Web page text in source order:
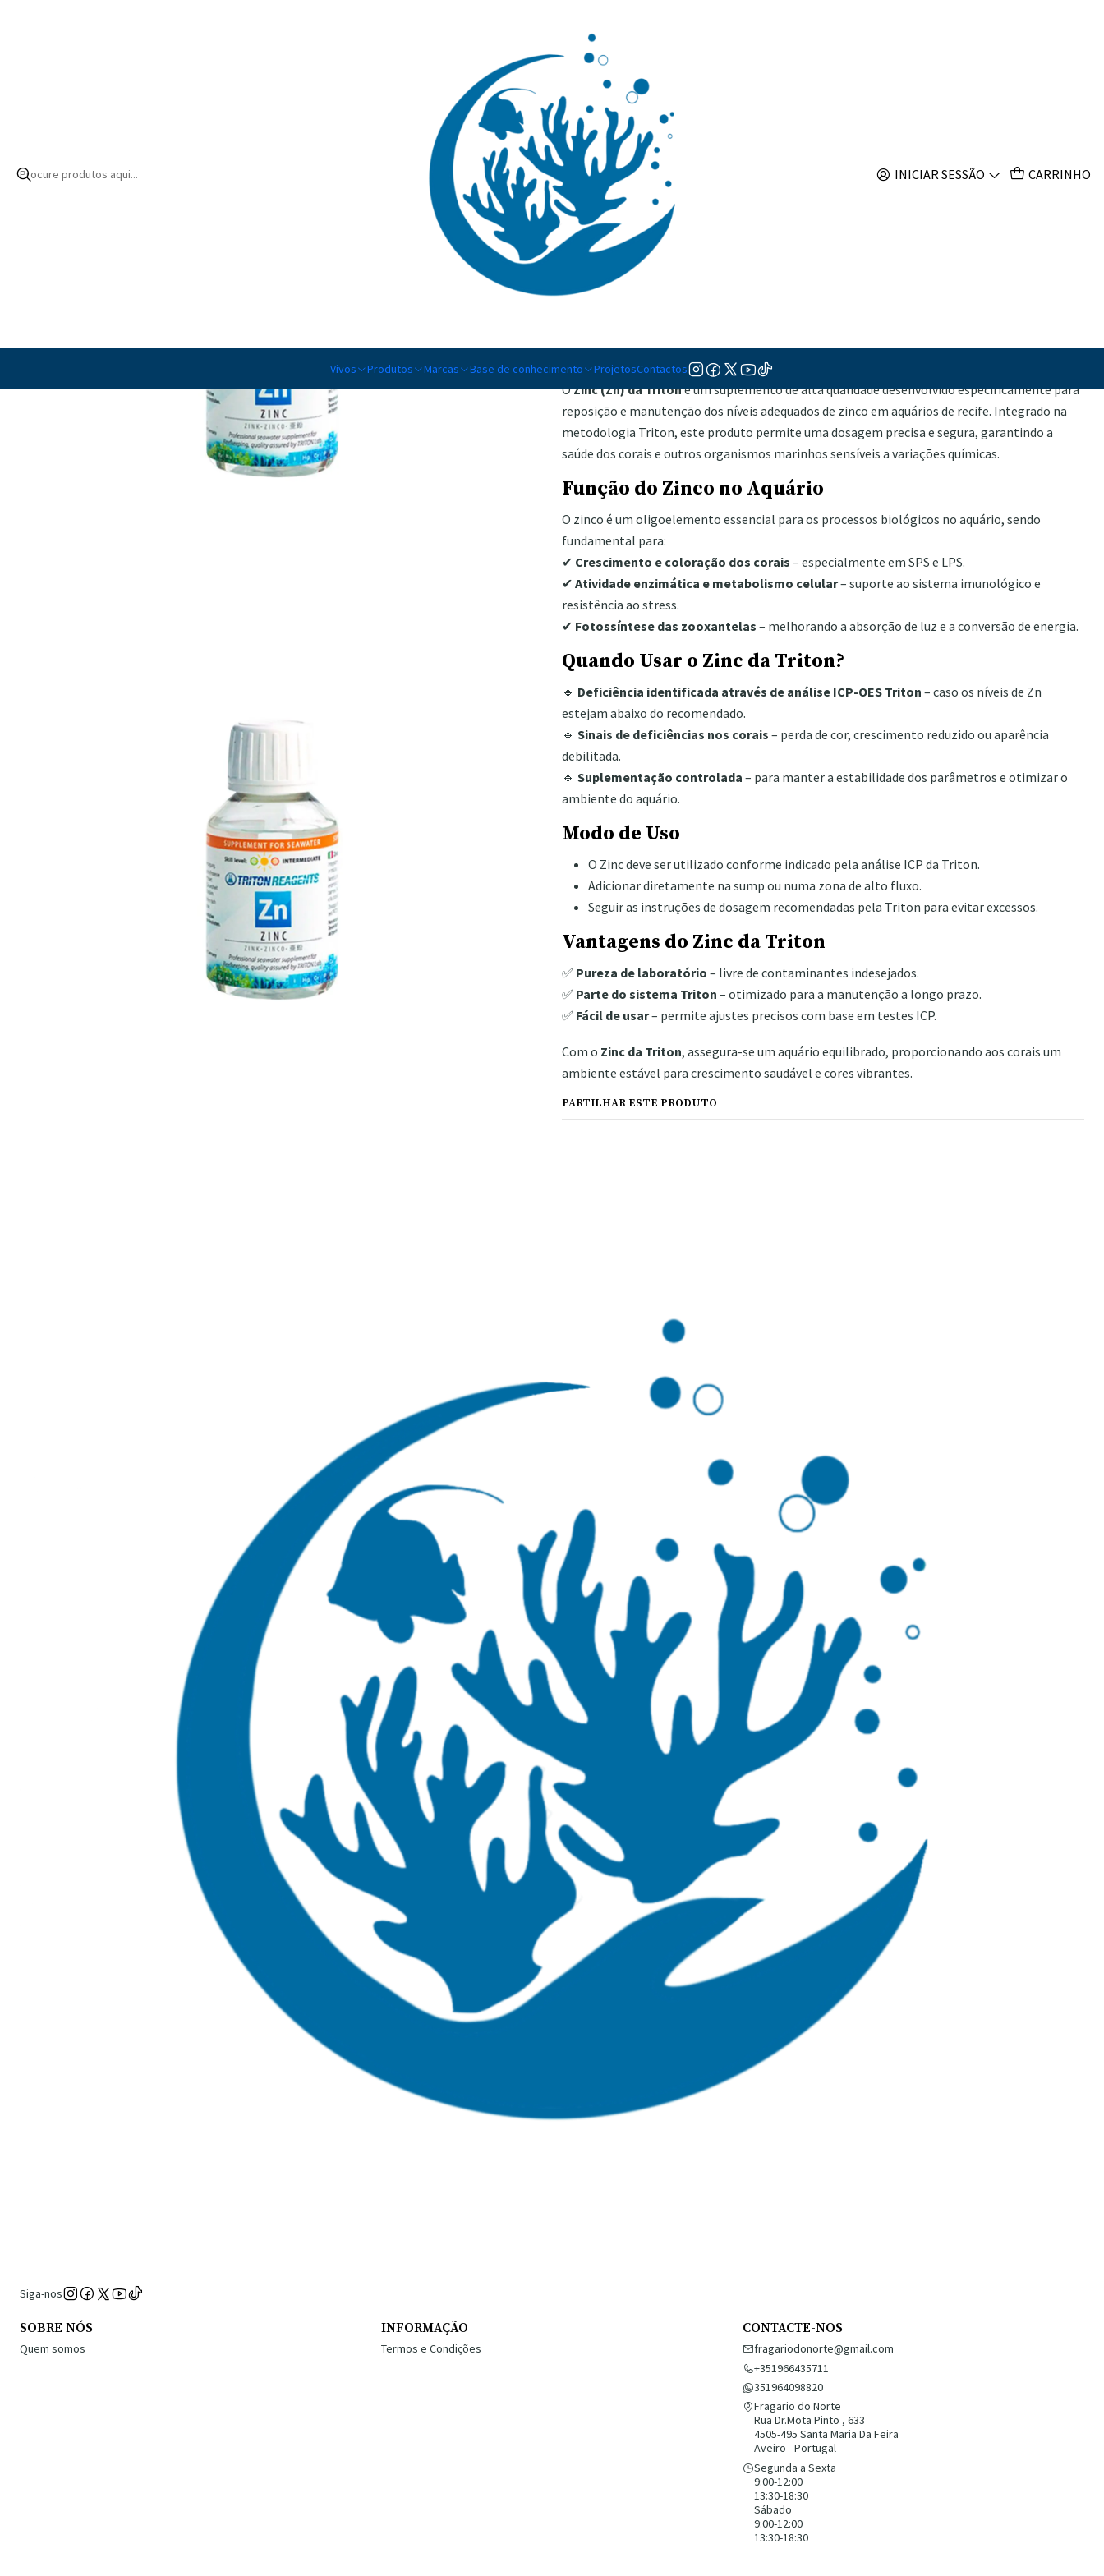
INICIAR SESSÃO CARRINHO
Vivos Produtos Marcas Base de conhecimento ProjetosContactos
Zinc
TAMANHO
100 ml
Quantidade
Adicionar à lista de favoritos
OZinc (Zn) da Tritoné um suplemento de alta qualidade desenvolvido especificamente para
reposição e manutenção dos níveis adequados de zinco em aquários de recife. Integrado na
metodologia Triton, este produto permite uma dosagem precisa e segura, garantindo a
saúde dos corais e outros organismos marinhos sensíveis a variações químicas.
Função do Zinco no Aquário
O zinco é um oligoelemento essencial para os processos biológicos no aquário, sendo
fundamental para:
✔ Crescimento e coloração dos corais – especialmente em SPS e LPS.
✔ Atividade enzimática e metabolismo celular– suporte ao sistema imunológico e
resistência ao stress.
✔ Fotossíntese das zooxantelas – melhorando a absorção de luz e a conversão de energia.
Quando Usar o Zinc da Triton?
🔹 Deficiência identificada através de análise ICP-OES Triton – caso os níveis de Zn
estejam abaixo do recomendado.
🔹 Sinais de deficiências nos corais – perda de cor, crescimento reduzido ou aparência
debilitada.
🔹 Suplementação controlada – para manter a estabilidade dos parâmetros e otimizar o
ambiente do aquário.
Modo de Uso
O Zinc deve ser utilizado conforme indicado pela análise ICP da Triton.
Adicionar diretamente na sump ou numa zona de alto fluxo.
Seguir as instruções de dosagem recomendadas pela Triton para evitar excessos.
Vantagens do Zinc da Triton
✅ Pureza de laboratório – livre de contaminantes indesejados.
✅ Parte do sistema Triton – otimizado para a manutenção a longo prazo.
✅ Fácil de usar– permite ajustes precisos com base em testes ICP.
Com o Zinc da Triton, assegura-se um aquário equilibrado, proporcionando aos corais um
ambiente estável para crescimento saudável e cores vibrantes.
PARTILHAR ESTE PRODUTO
Siga-nos
SOBRE NÓS
Quem somos
INFORMAÇÃO
Termos e Condições
CONTACTE-NOS
fragariodonorte@gmail.com
+351966435711
351964098820
Fragario do Norte
Rua Dr.Mota Pinto , 633
4505-495 Santa Maria Da Feira
Aveiro - Portugal
Segunda a Sexta
9:00-12:00
13:30-18:30
Sábado
9:00-12:00
13:30-18:30